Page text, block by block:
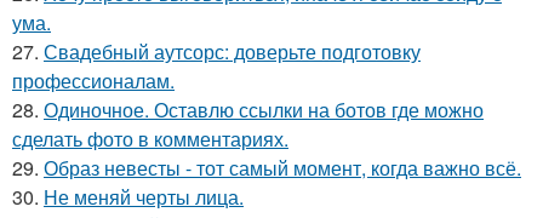
ума.
27. Свадебный аутсорс: доверьте подготовку
профессионалам.
28. Одиночное. Оставлю ссылки на ботов где можно
сделать фото в комментариях.
29. Образ невесты - тот самый момент, когда важно всё.
30. Не меняй черты лица.